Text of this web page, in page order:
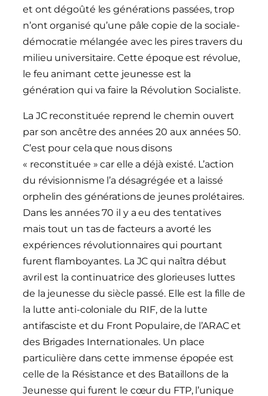
et ont dégoûté les générations passées, trop
n’ont organisé qu’une pâle copie de la sociale-
démocratie mélangée avec les pires travers du
milieu universitaire. Cette époque est révolue,
le feu animant cette jeunesse est la
génération qui va faire la Révolution Socialiste.
La JC reconstituée reprend le chemin ouvert
par son ancêtre des années 20 aux années 50.
C’est pour cela que nous disons
« reconstituée » car elle a déjà existé. L’action
du révisionnisme l’a désagrégée et a laissé
orphelin des générations de jeunes prolétaires.
Dans les années 70 il y a eu des tentatives
mais tout un tas de facteurs a avorté les
expériences révolutionnaires qui pourtant
furent flamboyantes. La JC qui naîtra début
avril est la continuatrice des glorieuses luttes
de la jeunesse du siècle passé. Elle est la fille de
la lutte anti-coloniale du RIF, de la lutte
antifasciste et du Front Populaire, de l’ARAC et
des Brigades Internationales. Un place
particulière dans cette immense épopée est
celle de la Résistance et des Bataillons de la
Jeunesse qui furent le cœur du FTP, l’unique